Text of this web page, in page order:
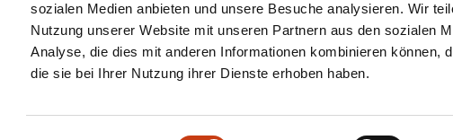
sozialen Medien anbieten und unsere Besuche analysieren. Wir
Nutzung unserer Website mit unseren Partnern aus den sozialen
Analyse, die dies mit anderen Informationen kombinieren können,
die sie bei Ihrer Nutzung ihrer Dienste erhoben haben.